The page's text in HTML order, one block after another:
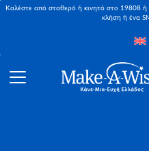
Καλέστε από σταθερό ή κινητό στο 19808 ή
κλήση ή ένα